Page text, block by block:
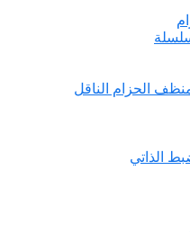
الحزام الناقل
الذاتي